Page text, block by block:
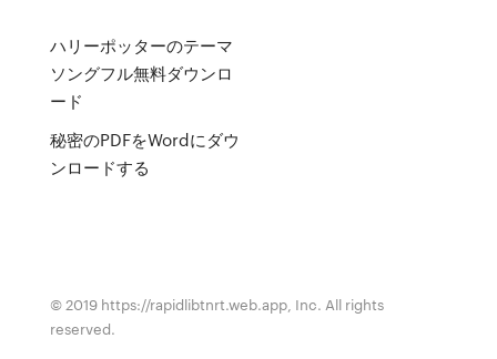
ハリーポッターのテーマ
ソングフル無料ダウンロ
ード
秘密のPDFをWordにダウ
ンロードする
© 2019 https://rapidlibtnrt.web.app, Inc. All rights
reserved.